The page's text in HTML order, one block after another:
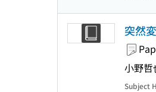
突然
小野哲
Subject